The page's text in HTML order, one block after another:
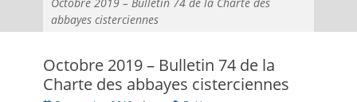
abbayes cisterciennes
Octobre 2019 – Bulletin 74 de la
Charte des abbayes cisterciennes